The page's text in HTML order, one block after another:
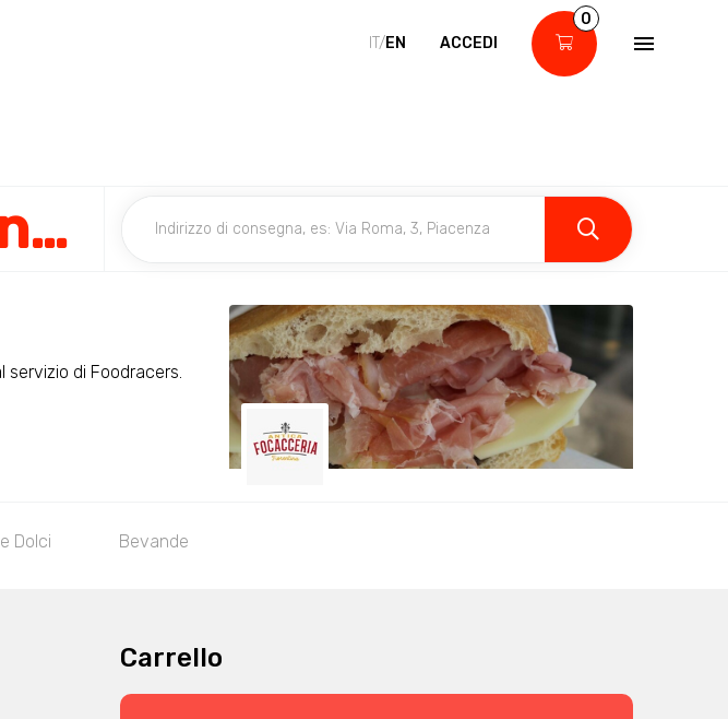
IT/EN ACCEDI
0
Antica Focacceria Fiorentina
di Foodracers.
Dolci Bevande
Carrello